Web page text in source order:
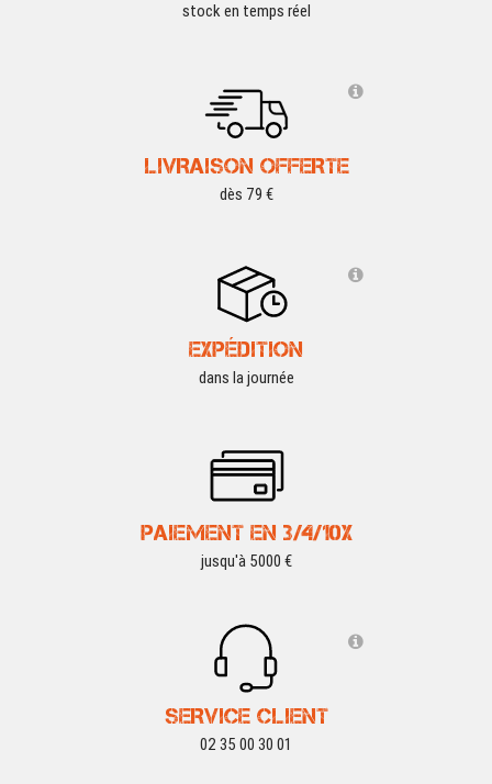
stock en temps réel
LIVRAISON OFFERTE
dès 79 €
EXPÉDITION
dans la journée
PAIEMENT EN 3/4/10X
jusqu'à 5000 €
SERVICE CLIENT
02 35 00 30 01